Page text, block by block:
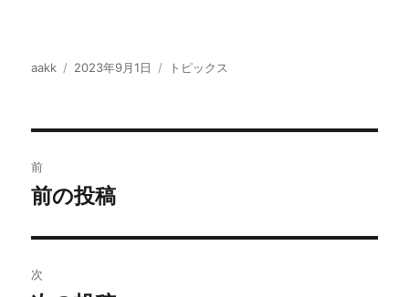
投
aakk
投
2023年9月1日
カ
トピックス
稿
ビ
前
前
投
稿:
前の投稿
次